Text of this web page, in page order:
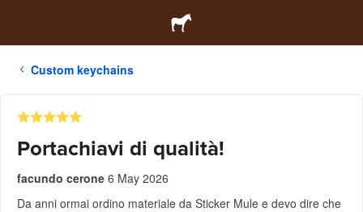
Custom keychains
Portachiavi di qualità!
facundo cerone 6 May 2026
Da anni ormai ordino materiale da Sticker Mule e devo dire che